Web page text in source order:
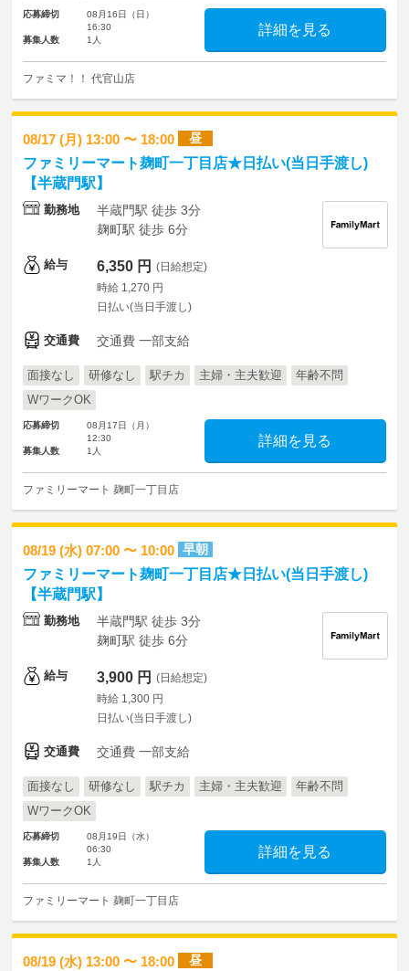
応募締切
08月16日（日）
16:30
募集人数
1人
詳細を見る
ファミマ！！ 代官山店
08/17 (月) 13:00 〜 18:00 昼
ファミリーマート麹町一丁目店★日払い(当日手渡し)
【半蔵門駅】
勤務地
半蔵門駅 徒歩 3分
麹町駅 徒歩 6分
給与 6,350 円 (日給想定)
時給 1,270 円
日払い(当日手渡し)
交通費 交通費 一部支給
面接なし 研修なし 駅チカ 主婦・主夫歓迎
年齢不問
WワークOK
応募締切
08月17日（月）
12:30
募集人数
1人
詳細を見る
ファミリーマート 麹町一丁目店
08/19 (水) 07:00 〜 10:00 早朝
ファミリーマート麹町一丁目店★日払い(当日手渡し)
【半蔵門駅】
勤務地
半蔵門駅 徒歩 3分
麹町駅 徒歩 6分
給与 3,900 円 (日給想定)
時給 1,300 円
日払い(当日手渡し)
交通費 交通費 一部支給
面接なし 研修なし 駅チカ 主婦・主夫歓迎
年齢不問
WワークOK
応募締切
08月19日（水）
06:30
募集人数
1人
詳細を見る
ファミリーマート 麹町一丁目店
08/19 (水) 13:00 〜 18:00 昼